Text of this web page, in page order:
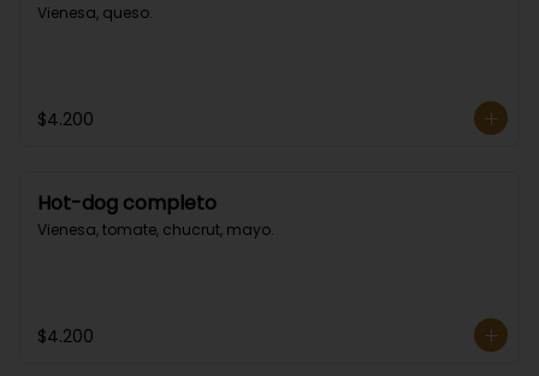
Vienesa, queso.
$4.200
Hot-dog completo
Vienesa, tomate, chucrut, mayo.
$4.200